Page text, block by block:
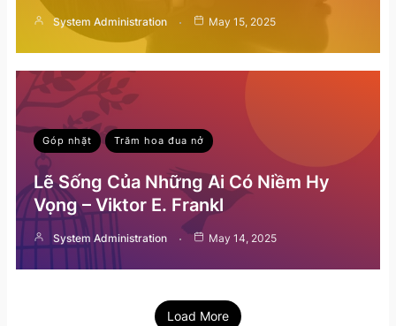
System Administration May 15, 2025
Góp nhặt Trăm hoa đua nở
Lẽ Sống Của Những Ai Có Niềm Hy
Vọng – Viktor E. Frankl
System Administration May 14, 2025
Load More